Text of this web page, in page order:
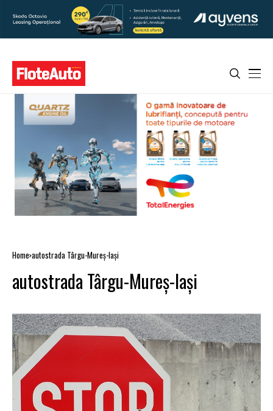
Home autostrada Târgu-Mureş-Iaşi
autostrada Târgu-Mureş-Iaşi